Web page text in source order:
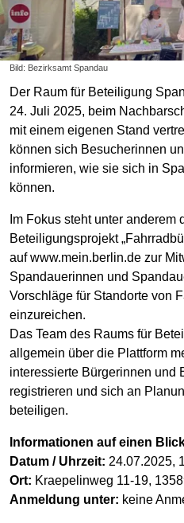
Bild: Bezirksamt Spandau
Der Raum für Beteiligung
24. Juli 2025, beim
mit einem eigenen Stand
können sich Besucherinnen
informieren, wie sie sich in
können.
Im Fokus steht unter anderem
Beteiligungsprojekt
auf www.mein.berlin.de zur
Spandauerinnen und
Vorschläge für Standorte von
einzureichen.
Das Team des Raums für
allgemein über die Plattform
interessierte Bürgerinnen und
registrieren und sich an
beteiligen.
Informationen auf einen
Datum / Uhrzeit: 24.07.2025,
Ort: Kraepelinweg 11-19,
Anmeldung unter: keine